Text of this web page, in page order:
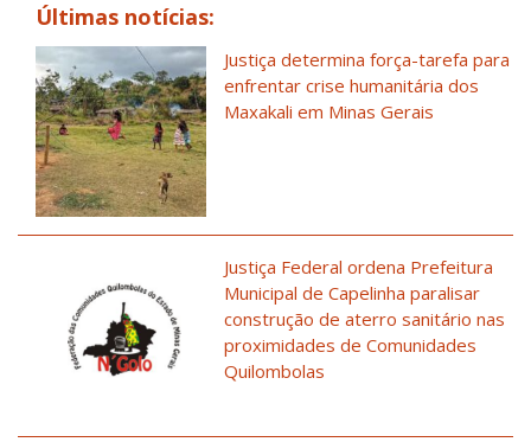
Últimas notícias:
Justiça determina força-tarefa para
enfrentar crise humanitária dos
Maxakali em Minas Gerais
Justiça Federal ordena Prefeitura
Municipal de Capelinha paralisar
construção de aterro sanitário nas
proximidades de Comunidades
Quilombolas